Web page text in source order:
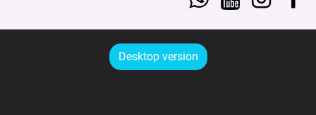
Desktop version